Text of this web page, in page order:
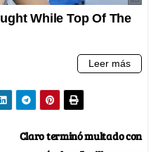
Claro terminó multado con